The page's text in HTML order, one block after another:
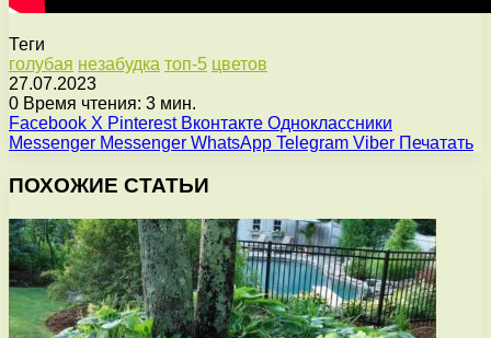
Теги
голубая незабудка топ-5 цветов
27.07.2023
0 Время чтения: 3 мин.
Facebook X Pinterest Вконтакте Одноклассники
Messenger Messenger WhatsApp Telegram Viber Печатать
ПОХОЖИЕ СТАТЬИ